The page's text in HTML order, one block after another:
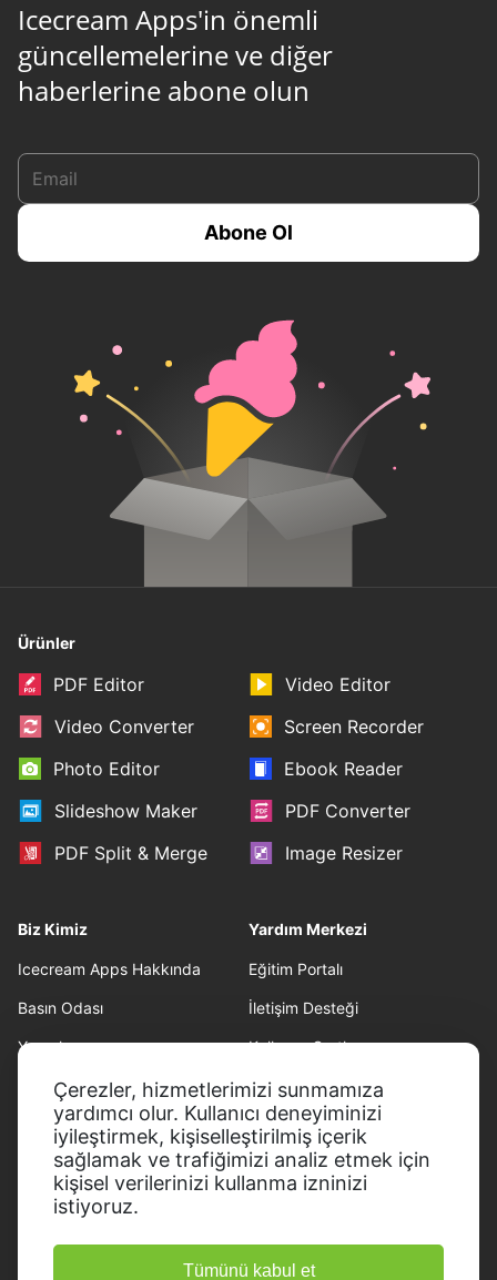
Çerezler, hizmetlerimizi sunmamıza
yardımcı olur. Kullanıcı deneyiminizi
iyileştirmek, kişiselleştirilmiş içerik
sağlamak ve trafiğimizi analiz etmek için
kişisel verilerinizi kullanma izninizi
istiyoruz.
Tümünü kabul et
Icecream Apps'in önemli
güncellemelerine ve diğer
haberlerine abone olun
Ürünler
PDF Editor
Video Editor
Video Converter
Screen Recorder
Photo Editor
Ebook Reader
Slideshow Maker
PDF Converter
PDF Split & Merge
Image Resizer
Biz Kimiz
Icecream Apps Hakkında
Basın Odası
Yazarlarımız
Ortaklık
Yardım Merkezi
Eğitim Portalı
İletişim Desteği
Kullanım Şartları
Geri ödeme politikası
Gizlilik Politikası